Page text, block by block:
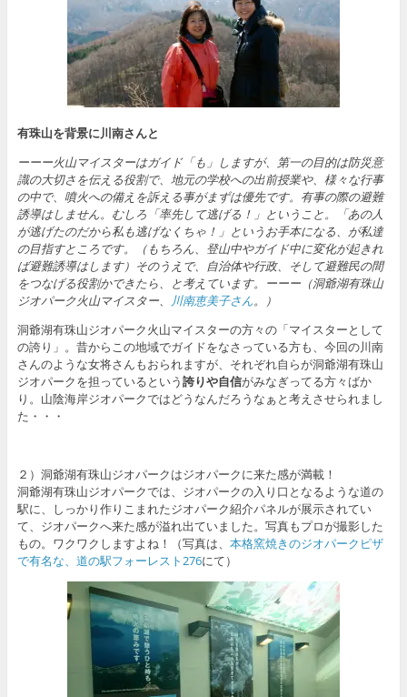
有珠山を背景に川南さんと
ーーー火山マイスターはガイド「も」しますが、第一の目的は防災意
識の大切さを伝える役割で、地元の学校への出前授業や、様々な行事
の中で、噴火への備えを訴える事がまずは優先です。有事の際の避難
誘導はしません。むしろ「率先して逃げる！」ということ。「あの人
が逃げたのだから私も逃げなくちゃ！」というお手本になる、が私達
の目指すところです。（もちろん、登山中やガイド中に変化が起きれ
ば避難誘導はします）そのうえで、自治体や行政、そして避難民の間
をつなげる役割かできたら、と考えています。ーーー（洞爺湖有珠山
ジオパーク火山マイスター、
川南恵美子さん。）
洞爺湖有珠山ジオパーク火山マイスターの方々の「マイスターとして
の誇り」。昔からこの地域でガイドをなさっている方も、今回の川南
さんのような女将さんもおられますが、それぞれ自らが洞爺湖有珠山
ジオパークを担っているという誇りや自信がみなぎってる方々ばか
り。山陰海岸ジオパークではどうなんだろうなぁと考えさせられまし
た・・・
２）洞爺湖有珠山ジオパークはジオパークに来た感が満載！
洞爺湖有珠山ジオパークでは、ジオパークの入り口となるような道の
駅に、しっかり作りこまれたジオパーク紹介パネルが展示されてい
て、ジオパークへ来た感が溢れ出ていました。写真もプロが撮影した
もの。ワクワクしますよね！（写真は、 本格窯焼きのジオパークピザ
で有名な、道の駅フォーレスト276にて）